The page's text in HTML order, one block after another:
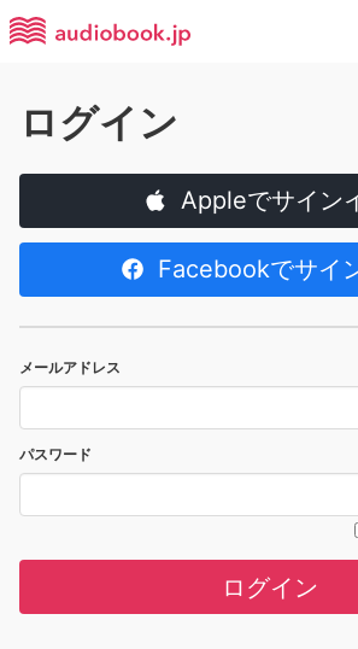
ログイン
Appleでサイン
Facebookでサイ
メールアドレス
パスワード
ログイン